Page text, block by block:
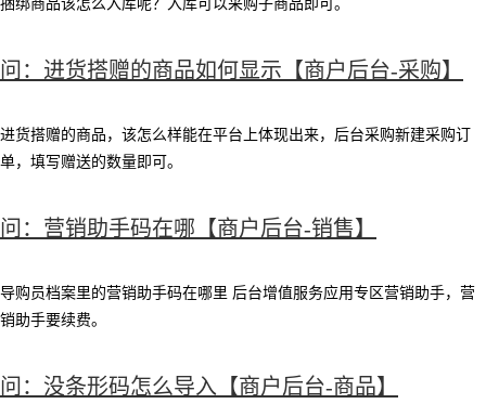
捆绑商品该怎么入库呢？入库可以采购子商品即可。
问：进货搭赠的商品如何显示【商户后台-采购】
进货搭赠的商品，该怎么样能在平台上体现出来，后台采购新建采购订
单，填写赠送的数量即可。
问：营销助手码在哪【商户后台-销售】
导购员档案里的营销助手码在哪里 后台增值服务应用专区营销助手，营
销助手要续费。
问：没条形码怎么导入【商户后台-商品】